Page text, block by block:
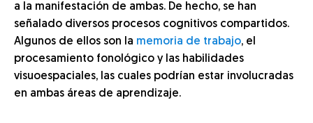
a la manifestación de ambas. De hecho, se han
señalado diversos procesos cognitivos compartidos.
Algunos de ellos son la memoria de trabajo, el
procesamiento fonológico y las habilidades
visuoespaciales, las cuales podrían estar involucradas
en ambas áreas de aprendizaje.